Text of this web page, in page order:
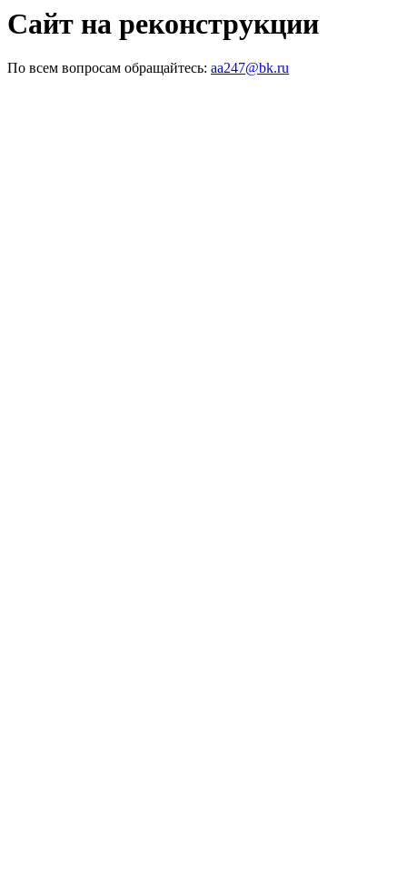
Сайт на реконструкции
По всем вопросам обращайтесь: aa247@bk.ru